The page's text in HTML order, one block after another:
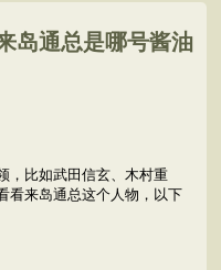
岛通总是哪号酱油
，比如武田信玄、木村重
看来岛通总这个人物，以下